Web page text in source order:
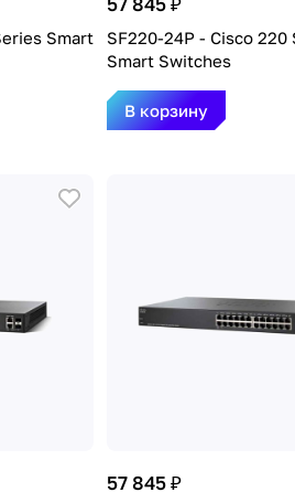
Smart
SF220-24P - Cisco 220
Smart Switches
В корзину
57 845 ₽